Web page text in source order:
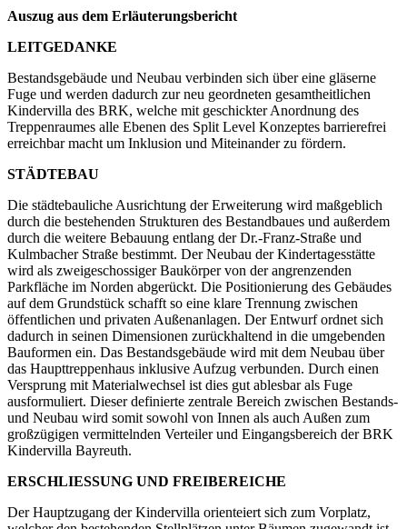
Auszug aus dem Erläuterungsbericht
LEITGEDANKE
Bestandsgebäude und Neubau verbinden sich über eine gläserne
Fuge und werden dadurch zur neu geordneten gesamtheitlichen
Kindervilla des BRK, welche mit geschickter Anordnung des
Treppenraumes alle Ebenen des Split Level Konzeptes barrierefrei
erreichbar macht um Inklusion und Miteinander zu fördern.
STÄDTEBAU
Die städtebauliche Ausrichtung der Erweiterung wird maßgeblich
durch die bestehenden Strukturen des Bestandbaues und außerdem
durch die weitere Bebauung entlang der Dr.-Franz-Straße und
Kulmbacher Straße bestimmt. Der Neubau der Kindertagesstätte
wird als zweigeschossiger Baukörper von der angrenzenden
Parkfläche im Norden abgerückt. Die Positionierung des Gebäudes
auf dem Grundstück schafft so eine klare Trennung zwischen
öffentlichen und privaten Außenanlagen. Der Entwurf ordnet sich
dadurch in seinen Dimensionen zurückhaltend in die umgebenden
Bauformen ein. Das Bestandsgebäude wird mit dem Neubau über
das Haupttreppenhaus inklusive Aufzug verbunden. Durch einen
Versprung mit Materialwechsel ist dies gut ablesbar als Fuge
ausformuliert. Dieser definierte zentrale Bereich zwischen Bestands-
und Neubau wird somit sowohl von Innen als auch Außen zum
großzügigen vermittelnden Verteiler und Eingangsbereich der BRK
Kindervilla Bayreuth.
ERSCHLIESSUNG UND FREIBEREICHE
Der Hauptzugang der Kindervilla orienteiert sich zum Vorplatz,